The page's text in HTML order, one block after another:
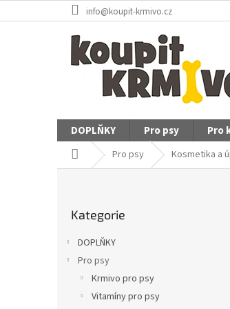
na
info@koupit-krmivo.cz
DOPLŇKY Pro psy Pro
Domů Pro psy Kosmetika a
kategorie
Kategorie
DOPLŇKY
Pro psy
Krmivo pro psy
Vitamíny pro psy